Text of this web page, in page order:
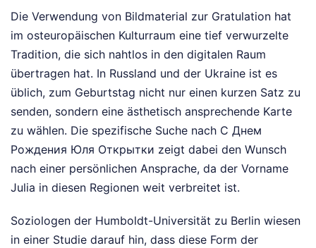
Die Verwendung von Bildmaterial zur Gratulation hat
im osteuropäischen Kulturraum eine tief verwurzelte
Tradition, die sich nahtlos in den digitalen Raum
übertragen hat. In Russland und der Ukraine ist es
üblich, zum Geburtstag nicht nur einen kurzen Satz zu
senden, sondern eine ästhetisch ansprechende Karte
zu wählen. Die spezifische Suche nach С Днем
Рождения Юля Открытки zeigt dabei den Wunsch
nach einer persönlichen Ansprache, da der Vorname
Julia in diesen Regionen weit verbreitet ist.
Soziologen der Humboldt-Universität zu Berlin wiesen
in einer Studie darauf hin, dass diese Form der